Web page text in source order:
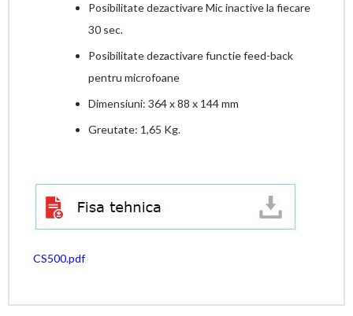
Posibilitate dezactivare Mic inactive la fiecare
30 sec.
Posibilitate dezactivare functie feed-back
pentru microfoane
Dimensiuni: 364 x 88 x 144 mm
Greutate: 1,65 Kg.
CS500.pdf